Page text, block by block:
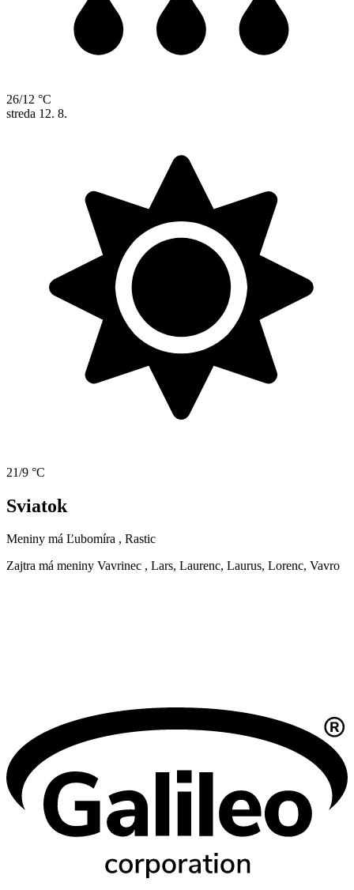
26/12 °C
streda 12. 8.
21/9 °C
Sviatok
Meniny má Ľubomíra , Rastic
Zajtra má meniny Vavrinec , Lars, Laurenc, Laurus, Lorenc, Vavro